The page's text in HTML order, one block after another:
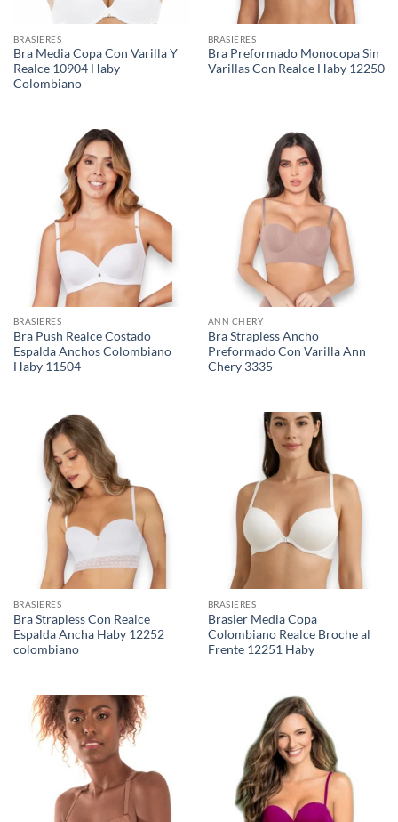
BRASIERES
Bra Media Copa Con Varilla Y
Realce 10904 Haby
Colombiano
BRASIERES
Bra Preformado Monocopa Sin
Varillas Con Realce Haby 12250
BRASIERES
Bra Push Realce Costado
Espalda Anchos Colombiano
Haby 11504
ANN CHERY
Bra Strapless Ancho
Preformado Con Varilla Ann
Chery 3335
BRASIERES
Bra Strapless Con Realce
Espalda Ancha Haby 12252
colombiano
BRASIERES
Brasier Media Copa
Colombiano Realce Broche al
Frente 12251 Haby